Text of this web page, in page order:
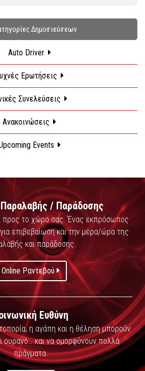
Δημοσιεύσεων
Auto Driver
Ερωτήσεις
Συνελεύσεις
Ανακοινώσεις
Events
/ Παράδοσης
προς το χώρο σας. Ένας εκπρόσωπος
επιβεβαίωση και την μέρα/ώρα της
και παράδοσης.
Online Ραντεβού
Ευθύνη
η αγάπη και η θέληση μπορούν
ουρανό… και να ομορφύνουν πολλά
πράγματα.